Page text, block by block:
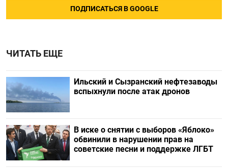
ПОДПИСАТЬСЯ В GOOGLE
ЧИТАТЬ ЕЩЕ
Ильский и Сызранский нефтезаводы
вспыхнули после атак дронов
В иске о снятии с выборов «Яблоко»
обвинили в нарушении прав на
советские песни и поддержке ЛГБТ